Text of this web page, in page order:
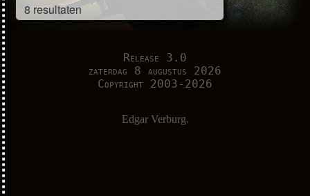
8 resultaten
Release 3.0
zaterdag 8 augustus 2026
Copyright 2003-2026
Edgar Verburg.